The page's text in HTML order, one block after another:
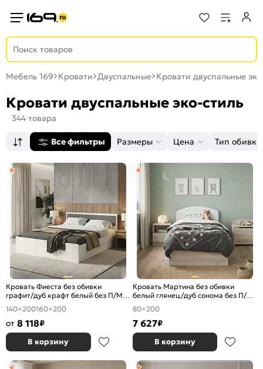
Мебель 169 Кровати Двуспальные Кровати двуспальные
Кровати двуспальные эко-стиль
344 товара
Все фильтры Размеры Цена Тип обивки
Кровать Фиеста без обивки
графит/дуб крафт белый без П/М
1400x2000, изголовье жесткое
140×200160×200
от 8 118₽
В корзину
Кровать Мартина без обивки
белый глянец/дуб сонома без П/М
800x2000, изголовье жесткое
80×200
7 627₽
В корзину